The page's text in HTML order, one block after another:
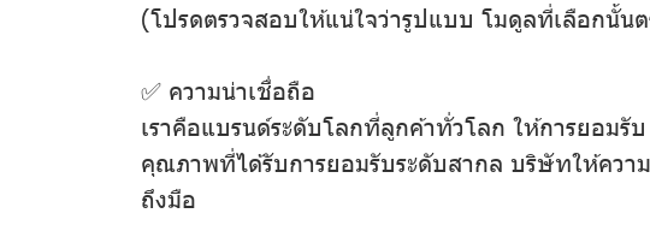
(โปรดตรวจสอบให้แน่ใจว่ารูปแบบ โมดูลที่เลือกนั้น
✅ ความน่าเชื่อถือ
เราคือแบรนด์ระดับโลกที่ลูกค้าทั่วโลก ให้การยอมรั
คุณภาพที่ได้รับการยอมรับระดับสากล บริษัทให้คว
ถึงมือ